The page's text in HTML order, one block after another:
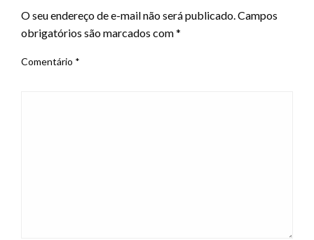
O seu endereço de e-mail não será publicado.Campos
obrigatórios são marcados com*
Comentário *